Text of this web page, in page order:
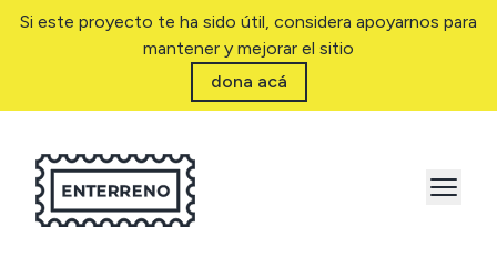
Si este proyecto te ha sido útil, considera apoyarnos para
mantener y mejorar el sitio
dona acá